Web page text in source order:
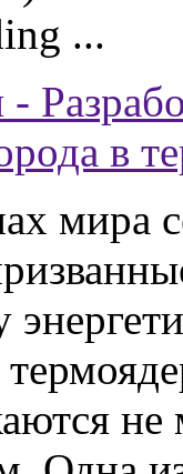
...
в
мира